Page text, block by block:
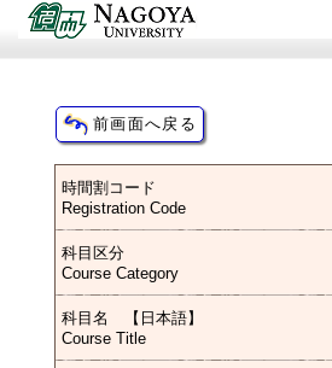
時間割コード
Registration Code
科目区分
Course Category
科目名 【日本語】
Course Title